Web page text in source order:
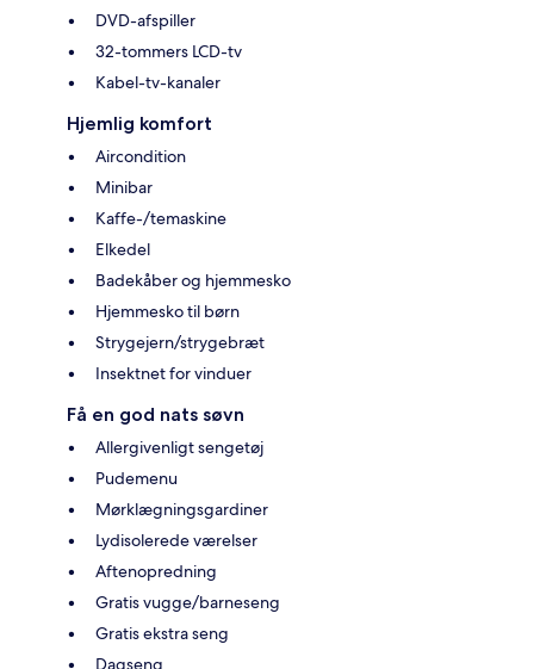
DVD-afspiller
32-tommers LCD-tv
Kabel-tv-kanaler
Hjemlig komfort
Aircondition
Minibar
Kaffe-/temaskine
Elkedel
Badekåber og hjemmesko
Hjemmesko til børn
Strygejern/strygebræt
Insektnet for vinduer
Få en god nats søvn
Allergivenligt sengetøj
Pudemenu
Mørklægningsgardiner
Lydisolerede værelser
Aftenopredning
Gratis vugge/barneseng
Gratis ekstra seng
Dagseng